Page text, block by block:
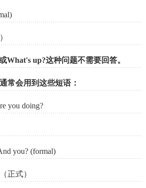
What's up?这种问题不需要回答。
常会用到这些短语：
you doing?
you? (formal)
正式）